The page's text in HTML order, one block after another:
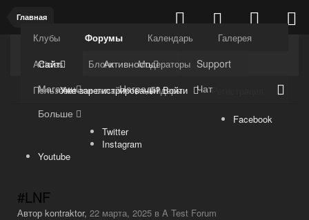
Главная
Kuli4kam.net Дружный форум
Сайт
Клубы Форумы Календарь
Галерея
Articles
Блоги
Модераторы
Пользователи онлайн
Лидеры
Активность
Support
Магазин
Награды
Чат
Больше
Уже зарегистрированы? Войти Регистрация
Facebook
Twitter
Instagram
Youtube
#LNF
Автор kontraktor, 22 марта, 2025 в A Test Forum